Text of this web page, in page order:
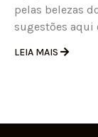
pelas belezas
sugestões aqui
LEIA MAIS